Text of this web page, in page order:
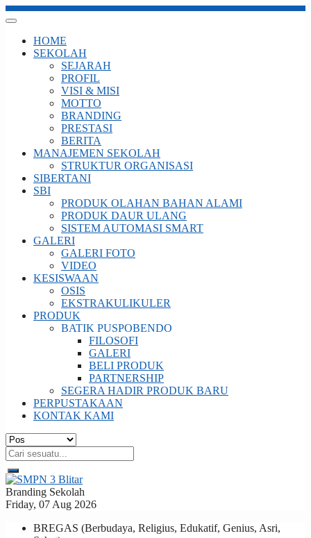
HOME
SEKOLAH
SEJARAH
PROFIL
VISI & MISI
MOTTO
BRANDING
PRESTASI
BERITA
MANAJEMEN SEKOLAH
STRUKTUR ORGANISASI
SIBERTANI
SBI
PRODUK OLAHAN BAHAN ALAMI
PRODUK DAUR ULANG
SISTEM AUTOMASI SMART
GALERI
GALERI FOTO
VIDEO
KESISWAAN
OSIS
EKSTRAKULIKULER
PRODUK
BATIK PUSPOBENDO
FILOSOFI
GALERI
BELI PRODUK
PARTNERSHIP
SEGERA HADIR PRODUK BARU
PERPUSTAKAAN
KONTAK KAMI
Branding Sekolah
Friday, 07 Aug 2026
BREGAS (Berbudaya, Religius, Edukatif, Genius, Asri,